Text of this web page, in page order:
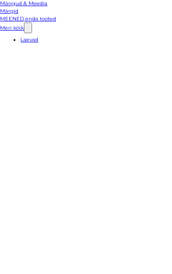
Mängud & Meedia
Märgid
MEENED enda tooted
Meri kõik
Laevad